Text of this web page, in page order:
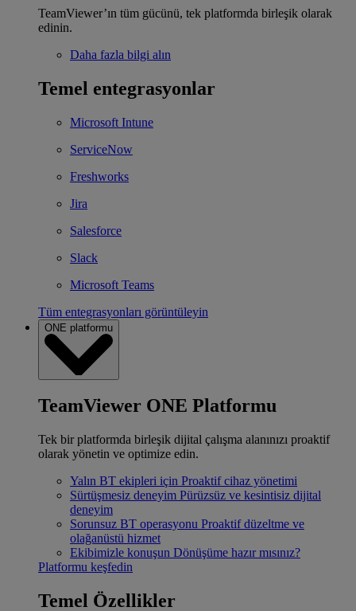
TeamViewer’ın tüm gücünü, tek platformda birleşik olarak
edinin.
Daha fazla bilgi alın
Temel entegrasyonlar
Microsoft Intune
ServiceNow
Freshworks
Jira
Salesforce
Slack
Microsoft Teams
Tüm entegrasyonları görüntüleyin
ONE platformu
TeamViewer ONE Platformu
Tek bir platformda birleşik dijital çalışma alanınızı proaktif
olarak yönetin ve optimize edin.
Yalın BT ekipleri için Proaktif cihaz yönetimi
Sürtüşmesiz deneyim Pürüzsüz ve kesintisiz dijital
deneyim
Sorunsuz BT operasyonu Proaktif düzeltme ve
olağanüstü hizmet
Ekibimizle konuşun Dönüşüme hazır mısınız?
Platformu keşfedin
Temel Özellikler